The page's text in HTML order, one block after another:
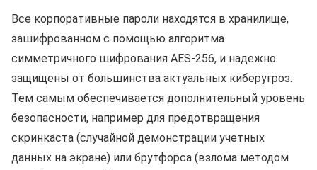
Все корпоративные пароли находятся в хранилище,
зашифрованном с помощью алгоритма
симметричного шифрования AES-256, и надежно
защищены от большинства актуальных киберугроз.
Тем самым обеспечивается дополнительный уровень
безопасности, например для предотвращения
скринкаста (случайной демонстрации учетных
данных на экране) или брутфорса (взлома методом